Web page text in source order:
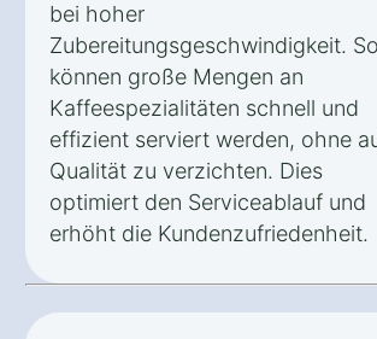
bei hoher
Zubereitungsgeschwindigkeit. So
können große Mengen an
Kaffeespezialitäten schnell und
effizient serviert werden, ohne
Qualität zu verzichten. Dies
optimiert den Serviceablauf und
erhöht die Kundenzufriedenheit.